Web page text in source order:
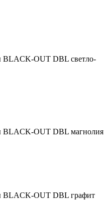
OUT DBL светло-
OUT DBL магнолия
OUT DBL графит